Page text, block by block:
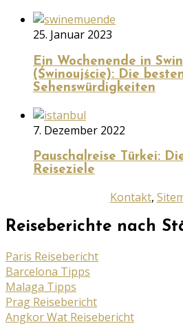
25. Januar 2023
Ein Wochenende in
(Świnoujście): Die
Sehenswürdigkeiten
7. Dezember 2022
Pauschalreise Türkei:
Reiseziele
Kontakt,
Reiseberichte nach
Paris Reisebericht
Barcelona Tipps
Malaga Tipps
Prag Reisebericht
Angkor Wat Reisebericht